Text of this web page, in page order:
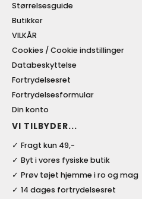
Størrelsesguide
Butikker
VILKÅR
Cookies / Cookie indstillinger
Databeskyttelse
Fortrydelsesret
Fortrydelsesformular
Din konto
VI TILBYDER...
Fragt kun 49,-
Byt i vores fysiske butik
Prøv tøjet hjemme i ro og mag
14 dages fortrydelsesret